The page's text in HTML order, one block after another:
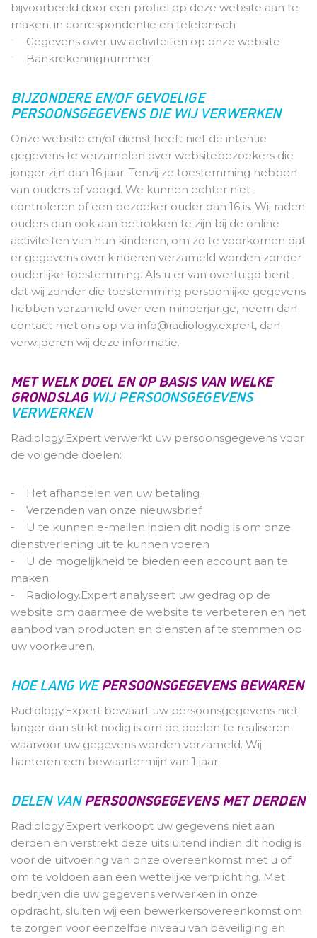
bijvoorbeeld door een profiel op deze website aan te
maken, in correspondentie en telefonisch
- Gegevens over uw activiteiten op onze website
- Bankrekeningnummer
BIJZONDERE EN/OF GEVOELIGE
PERSOONSGEGEVENS DIE WIJ VERWERKEN
Onze website en/of dienst heeft niet de intentie
gegevens te verzamelen over websitebezoekers die
jonger zijn dan 16 jaar. Tenzij ze toestemming hebben
van ouders of voogd. We kunnen echter niet
controleren of een bezoeker ouder dan 16 is. Wij raden
ouders dan ook aan betrokken te zijn bij de online
activiteiten van hun kinderen, om zo te voorkomen dat
er gegevens over kinderen verzameld worden zonder
ouderlijke toestemming. Als u er van overtuigd bent
dat wij zonder die toestemming persoonlijke gegevens
hebben verzameld over een minderjarige, neem dan
contact met ons op via info@radiology.expert, dan
verwijderen wij deze informatie.
MET WELK DOEL EN OP BASIS VAN WELKE
GRONDSLAGWIJ PERSOONSGEGEVENS
VERWERKEN
Radiology.Expert verwerkt uw persoonsgegevens voor
de volgende doelen:
- Het afhandelen van uw betaling
- Verzenden van onze nieuwsbrief
- U te kunnen e-mailen indien dit nodig is om onze
dienstverlening uit te kunnen voeren
- U de mogelijkheid te bieden een account aan te
maken
- Radiology.Expert analyseert uw gedrag op de
website om daarmee de website te verbeteren en het
aanbod van producten en diensten af te stemmen op
uw voorkeuren.
HOE LANG WEPERSOONSGEGEVENS BEWAREN
Radiology.Expert bewaart uw persoonsgegevens niet
langer dan strikt nodig is om de doelen te realiseren
waarvoor uw gegevens worden verzameld. Wij
hanteren een bewaartermijn van 1 jaar.
DELEN VANPERSOONSGEGEVENS MET DERDEN
Radiology.Expert verkoopt uw gegevens niet aan
derden en verstrekt deze uitsluitend indien dit nodig is
voor de uitvoering van onze overeenkomst met u of
om te voldoen aan een wettelijke verplichting. Met
bedrijven die uw gegevens verwerken in onze
opdracht, sluiten wij een bewerkersovereenkomst om
te zorgen voor eenzelfde niveau van beveiliging en